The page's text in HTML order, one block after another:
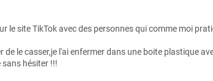
le site TikTok avec des personnes qui comme moi
de le casser,je l'ai enfermer dans une boite plastique
hésiter !!!